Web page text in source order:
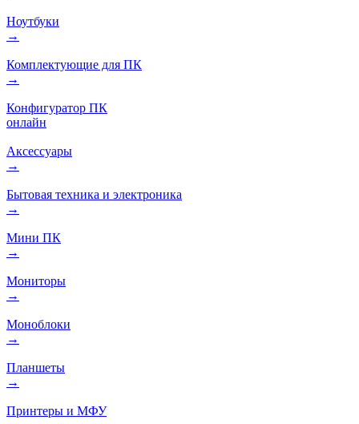
Ноутбуки
→
Комплектующие для ПК
→
Конфигуратор ПК
онлайн
Аксессуары
→
Бытовая техника и электроника
→
Мини ПК
→
Мониторы
→
Моноблоки
→
Планшеты
→
Принтеры и МФУ